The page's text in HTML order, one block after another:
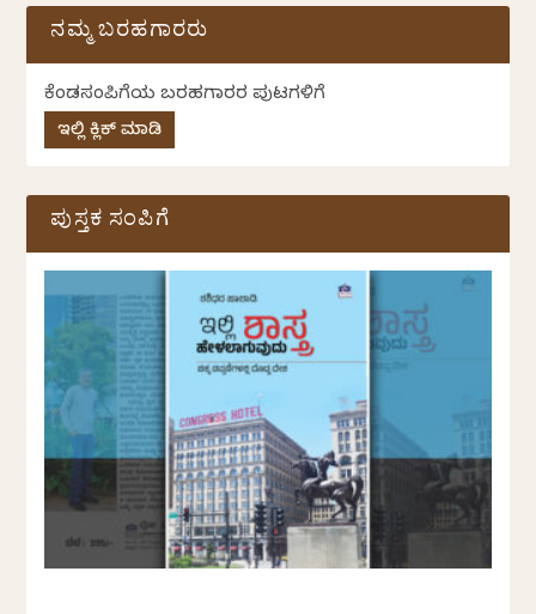
ನಮ್ಮ ಬರಹಗಾರರು
ಕೆಂಡಸಂಪಿಗೆಯ ಬರಹಗಾರರ ಪುಟಗಳಿಗೆ
ಇಲ್ಲಿ ಕ್ಲಿಕ್ ಮಾಡಿ
ಪುಸ್ತಕ ಸಂಪಿಗೆ